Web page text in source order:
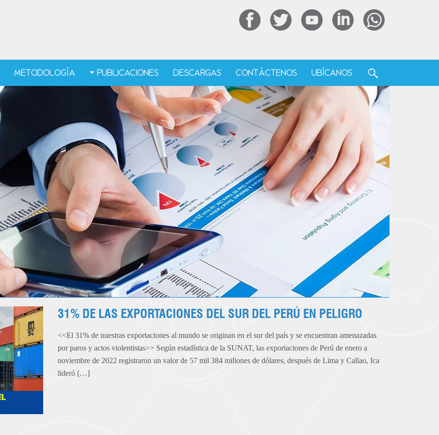
METODOLOGÍA PUBLICACIONES DESCARGAS CONTÁCTENOS UBÍCANOS
31% DE LAS EXPORTACIONES DEL SUR DEL PERÚ EN PELIGRO
<<El 31% de nuestras exportaciones al mundo se originan en el sur del país y se encuentran amenazadas
por paros y actos violentistas>> Según estadística de la SUNAT, las exportaciones de Perú de enero a
noviembre de 2022 registraron un valor de 57 mil 384 millones de dólares, después de Lima y Callao, Ica
lideró […]